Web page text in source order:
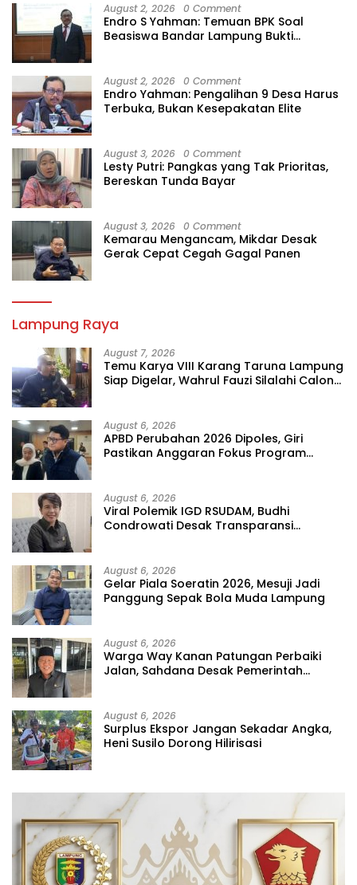
August 2, 2026 0 Comment
Endro S Yahman: Temuan BPK Soal
Beasiswa Bandar Lampung Bukti
August 2, 2026 0 Comment
Endro Yahman: Pengalihan 9 Desa Harus
Terbuka, Bukan Kesepakatan Elite
August 3, 2026 0 Comment
Lesty Putri: Pangkas yang Tak Prioritas,
Bereskan Tunda Bayar
August 3, 2026 0 Comment
Kemarau Mengancam, Mikdar Desak
Gerak Cepat Cegah Gagal Panen
Lampung Raya
August 7, 2026
Temu Karya VIII Karang Taruna Lampung
Siap Digelar, Wahrul Fauzi Silalahi Calon
August 6, 2026
APBD Perubahan 2026 Dipoles, Giri
Pastikan Anggaran Fokus Program
August 6, 2026
Viral Polemik IGD RSUDAM, Budhi
Condrowati Desak Transparansi
August 6, 2026
Gelar Piala Soeratin 2026, Mesuji Jadi
Panggung Sepak Bola Muda Lampung
August 6, 2026
Warga Way Kanan Patungan Perbaiki
Jalan, Sahdana Desak Pemerintah
August 6, 2026
Surplus Ekspor Jangan Sekadar Angka,
Heni Susilo Dorong Hilirisasi